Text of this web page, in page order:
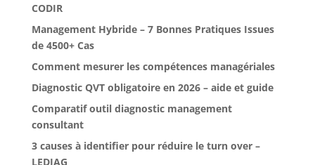
CODIR
Management Hybride – 7 Bonnes Pratiques Issues
de 4500+ Cas
Comment mesurer les compétences managériales
Diagnostic QVT obligatoire en 2026 – aide et guide
Comparatif outil diagnostic management
consultant
3 causes à identifier pour réduire le turn over –
LEDIAG